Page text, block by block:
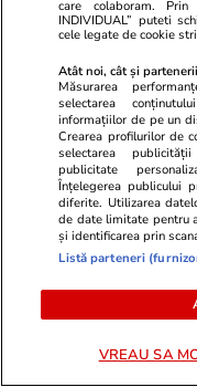
Vacanțe și Cultură
De 25 de ani, 60
construiesc un
și încă nu au
peste 300.000
Sfântul Ilie. Cui îi
care colaboram.
INDIVIDUAL” puteti
cele legate de cookie
Atât noi, cât și
Măsurarea
selectarea
informațiilor de pe un
Crearea profilurilor de
selectarea
publicitate
Înțelegerea publicului
diferite. Utilizarea
de date limitate pentru
și identificarea prin
Listă parteneri
VREAU SA